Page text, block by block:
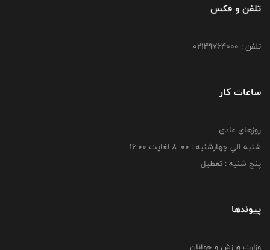
تلفن و فکس
تلفن : 02149764000
ساعات کار
روزهای عادی:
شنبه الي چهارشنبه : 00: 8 لغايت 16:00
پنج شنبه : تعطیل
پیوندها